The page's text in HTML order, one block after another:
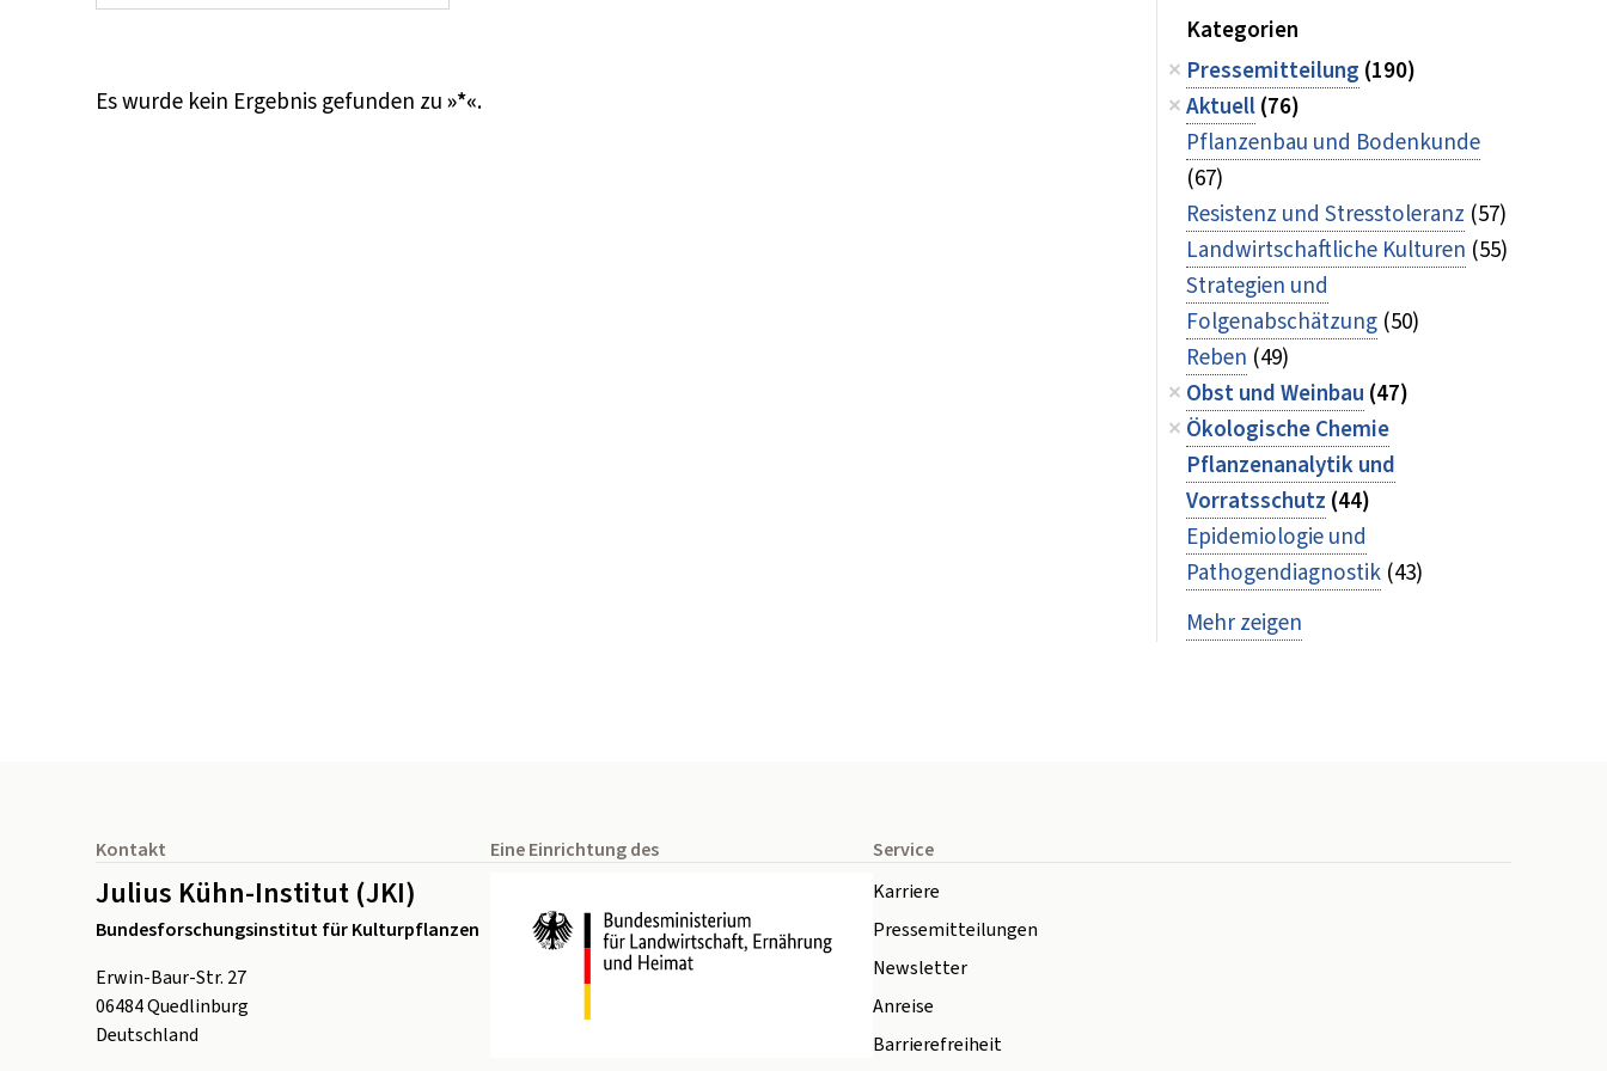
Es wurde kein Ergebnis gefunden zu»*«.
Kategorien
Pressemitteilung (190)
Aktuell(76)
Pflanzenbau und Bodenkunde
(67)
Resistenz und Stresstoleranz (57)
Landwirtschaftliche Kulturen (55)
Strategien und
Folgenabschätzung (50)
Reben (49)
Obst und Weinbau (47)
Ökologische Chemie
Pflanzenanalytik und
Vorratsschutz (44)
Epidemiologie und
Pathogendiagnostik (43)
Mehr zeigen
Kontakt
Julius Kühn-Institut (JKI)
Bundesforschungsinstitut für Kulturpflanzen
Erwin-Baur-Str. 27
06484Quedlinburg
Deutschland
Eine Einrichtung des
Service
Karriere
Pressemitteilungen
Newsletter
Anreise
Barrierefreiheit